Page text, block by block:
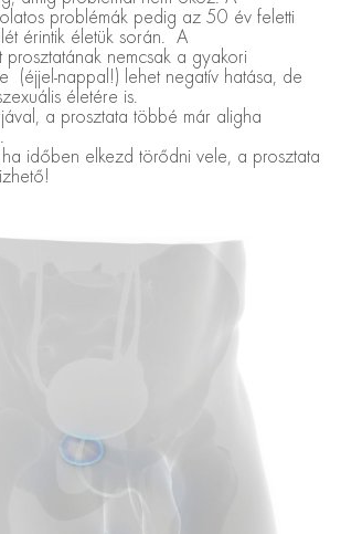
problémák pedig az 50 év feletti
érintik életük során. A
nemcsak a gyakori
(éjjel-nappal!) lehet negatív hatása, de
életére is.
a prosztata többé már aligha
időben elkezd törődni vele, a prosztata